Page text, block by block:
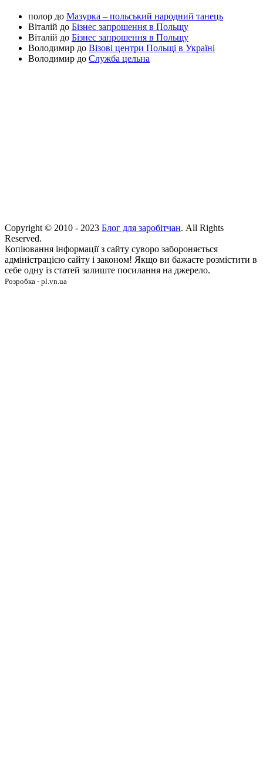
полор до Мазурка – польський народний танець
Віталій до Бізнес запрошення в Польщу
Віталій до Бізнес запрошення в Польщу
Володимир до Візові центри Польщі в Україні
Володимир до Служба цельна
Copyright © 2010 - 2023 Блог для заробітчан. All Rights
Reserved.
Копіювання інформації з сайту суворо забороняється
адміністрацією сайту і законом! Якщо ви бажаєте розмістити в
себе одну із статей залиште посилання на джерело.
Розробка - pl.vn.ua